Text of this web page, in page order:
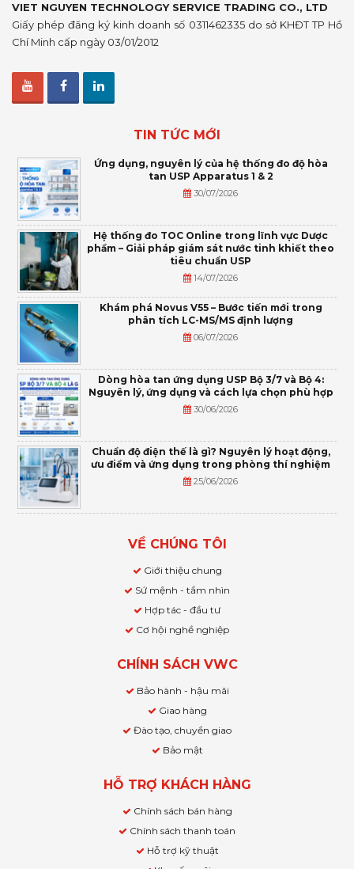
VIET NGUYEN TECHNOLOGY SERVICE TRADING CO., LTD
Giấy phép đăng ký kinh doanh số 0311462335 do sở KHĐT TP Hồ
Chí Minh cấp ngày 03/01/2012
TIN TỨC MỚI
Ứng dụng, nguyên lý của hệ thống đo độ hòa
tan USP Apparatus 1 & 2
30/07/2026
Hệ thống đo TOC Online trong lĩnh vực Dược
phẩm – Giải pháp giám sát nước tinh khiết theo
tiêu chuẩn USP
14/07/2026
Khám phá Novus V55 – Bước tiến mới trong
phân tích LC-MS/MS định lượng
06/07/2026
Dòng hòa tan ứng dụng USP Bộ 3/7 và Bộ 4:
Nguyên lý, ứng dụng và cách lựa chọn phù hợp
30/06/2026
Chuẩn độ điện thế là gì? Nguyên lý hoạt động,
ưu điểm và ứng dụng trong phòng thí nghiệm
25/06/2026
VỀ CHÚNG TÔI
Giới thiệu chung
Sứ mệnh - tầm nhìn
Hợp tác - đầu tư
Cơ hội nghề nghiệp
CHÍNH SÁCH VWC
Bảo hành - hậu mãi
Giao hàng
Đào tạo, chuyển giao
Bảo mật
HỖ TRỢ KHÁCH HÀNG
Chính sách bán hàng
Chính sách thanh toán
Hỗ trợ kỹ thuật